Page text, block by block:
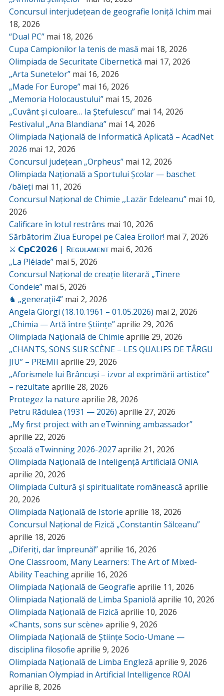
Concursul interjudețean de geografie Ioniță Ichim mai
18, 2026
“Dual PC” mai 18, 2026
Cupa Campionilor la tenis de masă mai 18, 2026
Olimpiada de Securitate Cibernetică mai 17, 2026
„Arta Sunetelor” mai 16, 2026
„Made For Europe” mai 16, 2026
„Memoria Holocaustului” mai 15, 2026
„Cuvânt și culoare… la Ștefulescu” mai 14, 2026
Festivalul „Ana Blandiana” mai 14, 2026
Olimpiada Națională de Informatică Aplicată – AcadNet
2026 mai 12, 2026
Concursul județean „Orpheus” mai 12, 2026
Olimpiada Națională a Sportului Școlar — baschet
/băieți mai 11, 2026
Concursul Național de Chimie ,,Lazăr Edeleanu” mai 10,
2026
Calificare în lotul restrâns mai 10, 2026
Sărbătorim Ziua Europei pe Calea Eroilor! mai 7, 2026
⚔️ 𝗖𝗽𝗖𝟮𝟬𝟮𝟲 | Rᴇɢᴜʟᴀᴍᴇɴᴛ mai 6, 2026
„La Pléiade” mai 5, 2026
Concursul Național de creație literară „Tinere
Condeie” mai 5, 2026
♞ „generații4” mai 2, 2026
Angela Giorgi (18.10.1961 – 01.05.2026) mai 2, 2026
„Chimia — Artă între Științe”aprilie 29, 2026
Olimpiada Națională de Chimie aprilie 29, 2026
„CHANTS, SONS SUR SCÈNE – LES QUALIFS DE TÂRGU
JIU” – PREMII aprilie 29, 2026
„Aforismele lui Brâncuși – izvor al exprimării artistice”
– rezultate aprilie 28, 2026
Protegez la nature aprilie 28, 2026
Petru Rădulea (1931 — 2026) aprilie 27, 2026
„My first project with an eTwinning ambassador”
aprilie 22, 2026
Școală eTwinning 2026-2027aprilie 21, 2026
Olimpiada Națională de Inteligență Artificială ONIA
aprilie 20, 2026
Olimpiada Cultură și spiritualitate românească aprilie
20, 2026
Olimpiada Națională de Istorie aprilie 18, 2026
Concursul Național de Fizică „Constantin Sălceanu”
aprilie 18, 2026
„Diferiți, dar împreună!”aprilie 16, 2026
One Classroom, Many Learners: The Art of Mixed-
Ability Teachingaprilie 16, 2026
Olimpiada Națională de Geografie aprilie 11, 2026
Olimpiada Națională de Limba Spaniolă aprilie 10, 2026
Olimpiada Națională de Fizică aprilie 10, 2026
«Chants, sons sur scène» aprilie 9, 2026
Olimpiada Națională de Științe Socio-Umane —
disciplina filosofie aprilie 9, 2026
Olimpiada Națională de Limba Engleză aprilie 9, 2026
Romanian Olympiad in Artificial Intelligence ROAI
aprilie 8, 2026